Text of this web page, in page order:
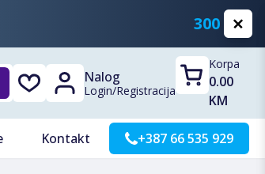
300 KM
Nalog
Login/Registracija
Korpa
0.00
KM
Kontakt +387 66 535 929